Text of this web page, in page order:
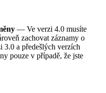
— Ve verzi 4.0 musíte
zachovat záznamy o
3.0 a předešlých verzích
pouze v případě, že jste